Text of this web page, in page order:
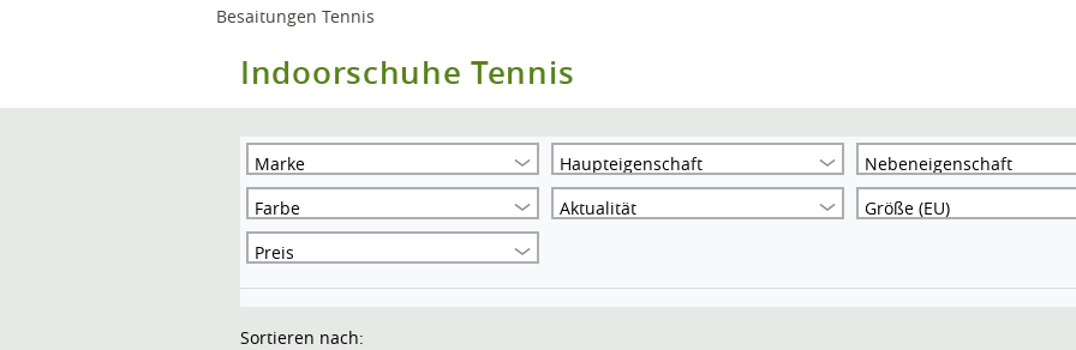
Besaitungen Tennis
Indoorschuhe Tennis
Marke Haupteigenschaft
Nebeneigenschaft
Farbe
Aktualität
Größe (EU)
Preis
Sortieren nach: